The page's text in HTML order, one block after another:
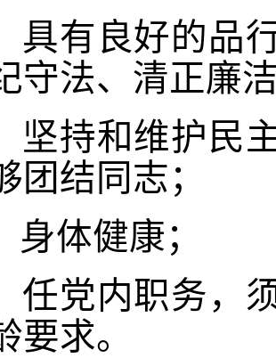
具有良好的品
守法、清正廉
坚持和维护民
团结同志；
身体健康；
任党内职务，
要求。